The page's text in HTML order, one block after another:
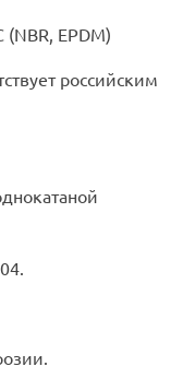
EPDM)
российским